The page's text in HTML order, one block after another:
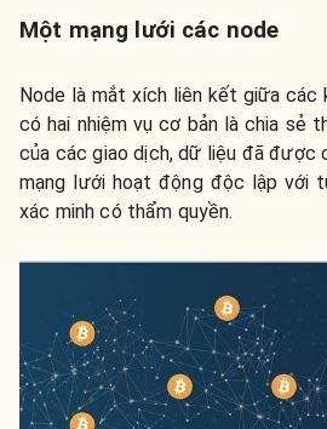
Một mạng lưới các node
Node là mắt xích liên kết giữa các
có hai nhiệm vụ cơ bản là chia sẻ
của các giao dịch, dữ liệu đã được
mạng lưới hoạt động độc lập với
xác minh có thẩm quyền.